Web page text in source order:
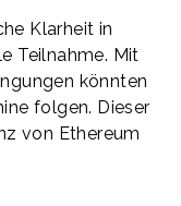
Klarheit in
Teilnahme. Mit
könnten
folgen. Dieser
von Ethereum